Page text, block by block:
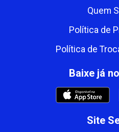
Quem
Política de
Política de
Baixe já
Site